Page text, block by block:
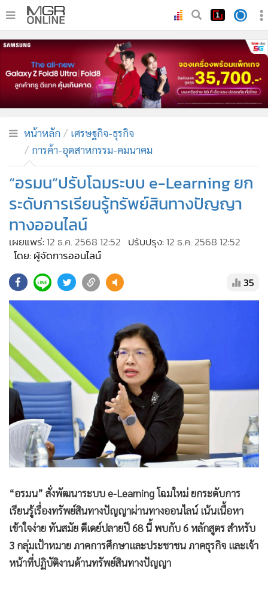
• หน้าหลัก
ทันเหตุการณ์
ภาคใต้
• ภูมิภาค
• บันเทิง
ผู้จัดการรายวัน
•
คอลัมนิสต์
ละคร
• CbizReview
• Cyber BIZ
• ผู้จัดกวน
• Green Innovation & SD
• Management & HR
• MGR Live
•
Infographic
• การเมือง
• ท่องเที่ยว
กีฬา
• ต่างประเทศ
• Special Scoop
• เศรษฐกิจ-ธุรกิจ
• ชุมชน-คุณภาพชีวิต
• อาชญากรรม
• Motoring
• เกม
• วิทยาศาสตร์
หน้าหลัก
เศรษฐกิจ-ธุรกิจ
การค้า-อุตสาหกรรม-คมนาคม
“อรมน”ปรับโฉมระบบ e-Learning ยก
ระดับการเรียนรู้ทรัพย์สินทางปัญญา
ทางออนไลน์
เผยแพร่: 12 ธ.ค. 2568 12:52 ปรับปรุง: 12 ธ.ค. 2568 12:52
โดย: ผู้จัดการออนไลน์
35
“อรมน” สั่งพัฒนาระบบ e-Learning โฉมใหม่ ยกระดับการ
เรียนรู้เรื่องทรัพย์สินทางปัญญาผ่านทางออนไลน์ เน้นเนื้อหา
เข้าใจง่าย ทันสมัย ดีเดย์ปลายปี 68 นี้ พบกับ 6 หลักสูตร สำหรับ
3 กลุ่มเป้าหมาย ภาคการศึกษาและประชาชน ภาคธุรกิจ และเจ้า
หน้าที่ปฏิบัติงานด้านทรัพย์สินทางปัญญา